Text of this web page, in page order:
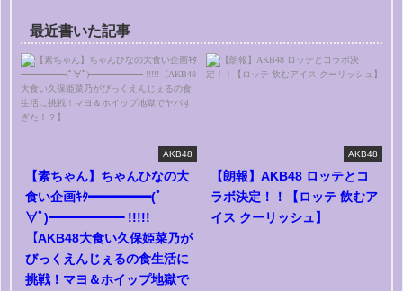
最近書いた記事
AKB48
【素ちゃん】ちゃんひなの大
食い企画ｷﾀ━━━━━(ﾟ
∀ﾟ)━━━━━━ !!!!!
【AKB48大食い久保姫菜乃が
びっくえんじぇるの食生活に
挑戦！マヨ＆ホイップ地獄で
AKB48
【朗報】AKB48 ロッテとコ
ラボ決定！！【ロッテ 飲むア
イス クーリッシュ】